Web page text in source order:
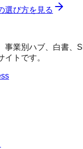
選び方を見る
事業別ハブ、白書、
イトです。